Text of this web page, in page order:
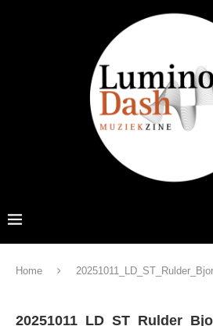
Home